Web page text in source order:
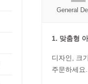
General
1. 맞춤형
디자인, 크
주문하세요.